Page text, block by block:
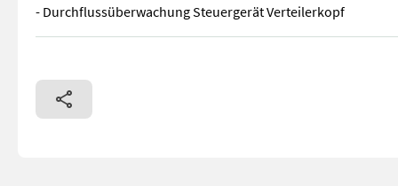
- Durchflussüberwachung Steuergerät Verteilerkopf
- Einkammerbehälter 3000l - Schnellentleerung - LED